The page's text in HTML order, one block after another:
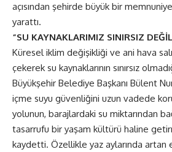
açısından şehirde büyük bir
yarattı.
“SU KAYNAKLARIMIZ SINIRSIZ
Küresel iklim değişikliği ve ani hava
çekerek su kaynaklarının sınırsız
Büyükşehir Belediye Başkanı Bülent
içme suyu güvenliğini uzun vadede
yolunun, barajlardaki su miktarından
tasarrufu bir yaşam kültürü haline
kaydetti. Özellikle yaz aylarında artan